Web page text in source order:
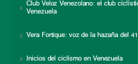
Club Veloz Venezolano: el club
Venezuela
Vera Fortique: voz de la hazaña del 41
Inicios del ciclismo en Venezuela